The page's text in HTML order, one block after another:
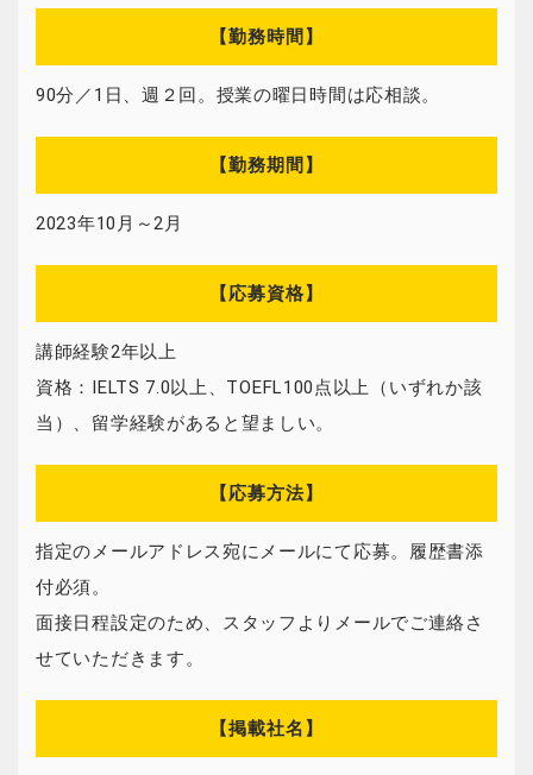
【勤務時間】
90分／1日、週２回。授業の曜日時間は応相談。
【勤務期間】
2023年10月～2月
【応募資格】
講師経験2年以上
資格：IELTS 7.0以上、TOEFL100点以上（いずれか該
当）、留学経験があると望ましい。
【応募方法】
指定のメールアドレス宛にメールにて応募。履歴書添
付必須。
面接日程設定のため、スタッフよりメールでご連絡さ
せていただきます。
【掲載社名】